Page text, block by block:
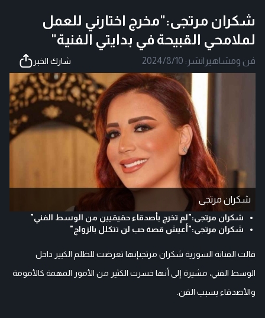
شكران مرتجى:"مخرج اختارني للعمل
لملامحي القبيحة في بدايتي الفنية"
فن ومشاهير |نشر: 2024/8/10 شارك الخبر
شكران مرتجى
شكران مرتجى:"لم تخرج بأصدقاء حقيقيين من الوسط الفني"
شكران مرتجى:"أعيش قصة حب لن تتكلل بالزواج"
قالت الفنانة السورية شكران مرتجىإنها تعرضت للظلم الكبير داخل
الوسط الفني، مشيرة إلى أنها خسرت الكثير من الأمور المهمة كالأمومة
والأصدقاء بسبب الفن.